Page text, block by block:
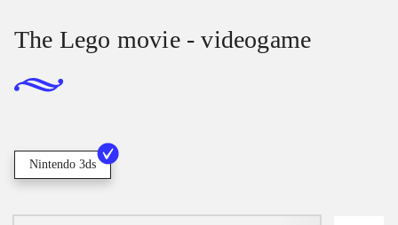
The Lego movie - videogame
Nintendo 3ds